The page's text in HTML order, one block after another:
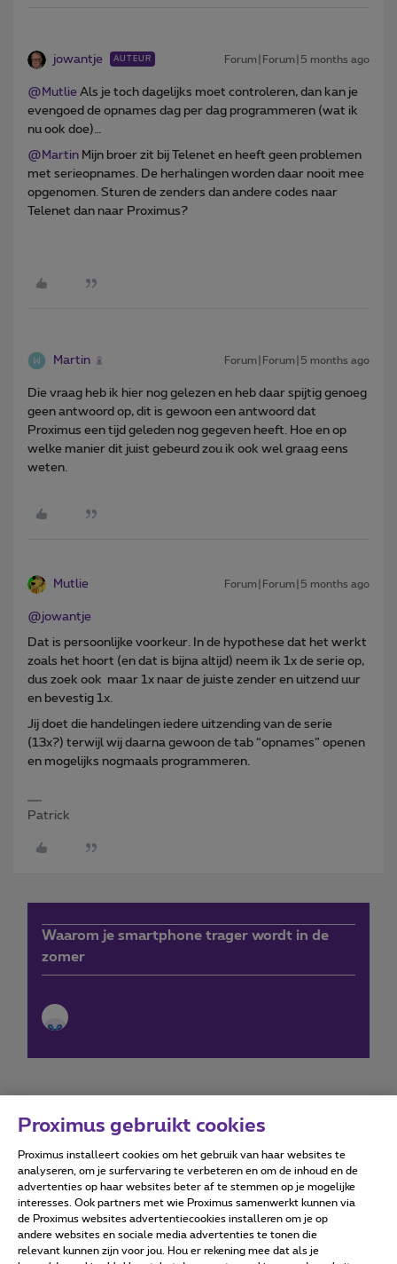
jowantje AUTEUR Forum|Forum|5 months ago
@Mutlie Als je toch dagelijks moet controleren, dan kan je
evengoed de opnames dag per dag programmeren (wat ik
nu ook doe)…
@Martin Mijn broer zit bij Telenet en heeft geen problemen
met serieopnames. De herhalingen worden daar nooit mee
opgenomen. Sturen de zenders dan andere codes naar
Telenet dan naar Proximus?
Martin Forum|Forum|5 months ago
Die vraag heb ik hier nog gelezen en heb daar spijtig genoeg
geen antwoord op, dit is gewoon een antwoord dat
Proximus een tijd geleden nog gegeven heeft. Hoe en op
welke manier dit juist gebeurd zou ik ook wel graag eens
weten.
Mutlie Forum|Forum|5 months ago
@jowantje
Dat is persoonlijke voorkeur. In de hypothese dat het werkt
zoals het hoort (en dat is bijna altijd) neem ik 1x de serie op,
dus zoek ook maar 1x naar de juiste zender en uitzend uur
en bevestig 1x.
Jij doet die handelingen iedere uitzending van de serie
(13x?) terwijl wij daarna gewoon de tab “opnames” openen
en mogelijks nogmaals programmeren.
Patrick
Waarom je smartphone trager wordt in de
zomer
Forumvoorwaarden Accessibility statement
Alle rechten voorbehouden. © Proximus
Proximus gebruikt cookies
Proximus installeert cookies om het gebruik van haar websites te
analyseren, om je surfervaring te verbeteren en om de inhoud en de
advertenties op haar websites beter af te stemmen op je mogelijke
interesses. Ook partners met wie Proximus samenwerkt kunnen via
de Proximus websites advertentiecookies installeren om je op
andere websites en sociale media advertenties te tonen die
relevant kunnen zijn voor jou. Hou er rekening mee dat als je